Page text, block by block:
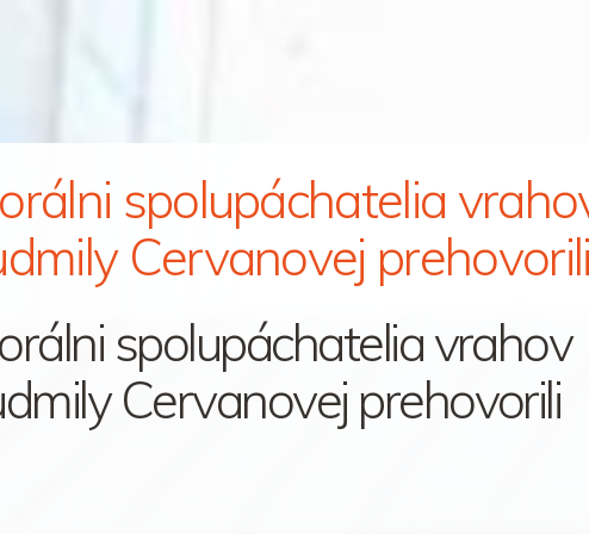
spolupáchatelia
Cervanovej
spolupáchatelia vrahov
Cervanovej prehovorili